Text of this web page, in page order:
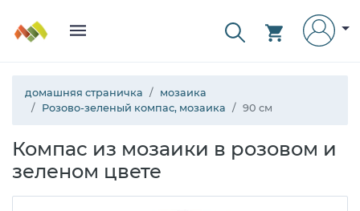
домашняя страничка
мозаика
Розово-зеленый компас, мозаика
90 см
Компас из мозаики в розовом и
зеленом цвете